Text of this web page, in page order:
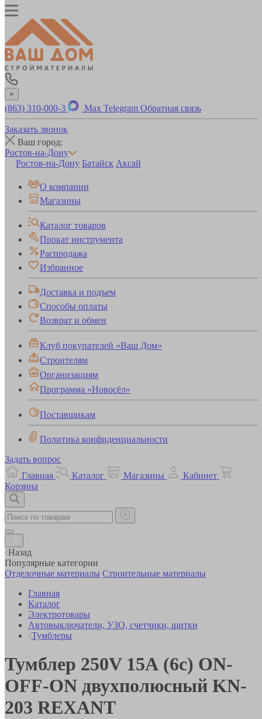
×
(863) 310-000-3 Max Telegram Обратная связь
Заказать звонок
Ваш город:
Ростов-на-Дону
Ростов-на-Дону Батайск Аксай
О компании
Магазины
Каталог товаров
Прокат инструмента
Распродажа
Избранное
Доставка и подъем
Способы оплаты
Возврат и обмен
Клуб покупателей «Ваш Дом»
Строителям
Организациям
Программа «Новосёл»
Поставщикам
Политика конфиденциальности
Задать вопрос
Главная
Каталог Магазины
Кабинет
Корзина
Назад
Популярные категории
Отделочные материалы Строительные материалы
Главная
Каталог
Электротовары
Автовыключатели, УЗО, счетчики, щитки
Тумблеры
Тумблер 250V 15А (6c) ON-
OFF-ON двухполюсный KN-
203 REXANT